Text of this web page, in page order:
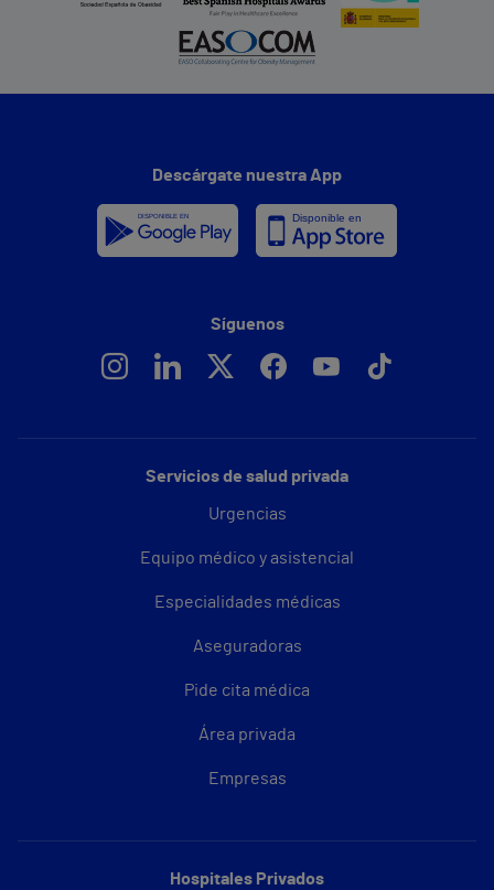
Servicios de salud privada
Urgencias
Equipo médico y asistencial
Especialidades médicas
Aseguradoras
Pide cita médica
Área privada
Empresas
Hospitales Privados
Descárgate nuestra App
Síguenos